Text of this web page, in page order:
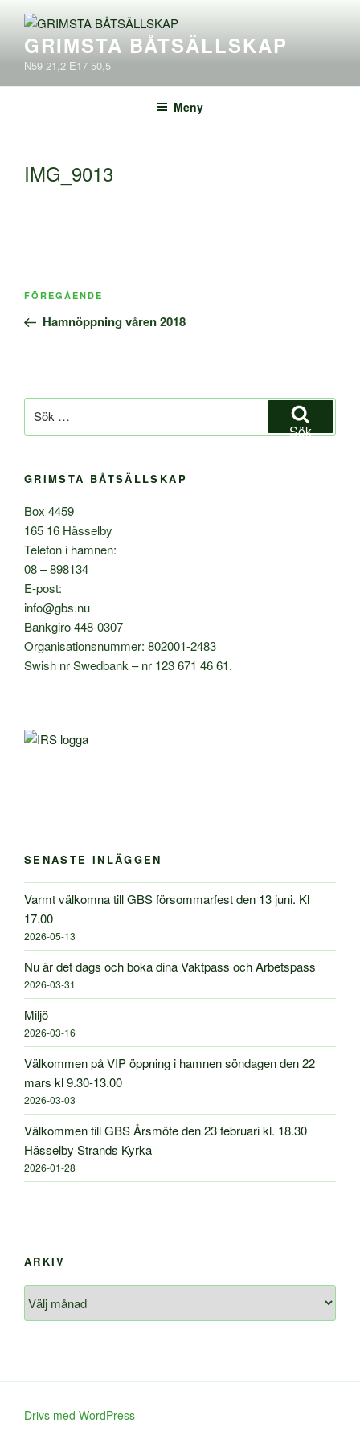
innehållGRIMSTA BÅTSÄLLSKAP
N59 21,2 E17 50,5
Meny
IMG_9013
Inläggsnavigering
Föregående
inlägg
FÖREGÅENDE
Hamnöppning våren 2018
efter:
Sök
GRIMSTA BÅTSÄLLSKAP
Box 4459
165 16 Hässelby
Telefon i hamnen:
08 – 898134
E-post:
info@gbs.nu
Bankgiro 448-0307
Organisationsnummer: 802001-2483
Swish nr Swedbank – nr 123 671 46 61.
SENASTE INLÄGGEN
Varmt välkomna till GBS försommarfest den 13 juni. Kl
17.00
2026-05-13
Nu är det dags och boka dina Vaktpass och Arbetspass
2026-03-31
Miljö
2026-03-16
Välkommen på VIP öppning i hamnen söndagen den 22
mars kl 9.30-13.00
2026-03-03
Välkommen till GBS Årsmöte den 23 februari kl. 18.30
Hässelby Strands Kyrka
2026-01-28
ARKIV
Drivs med WordPress